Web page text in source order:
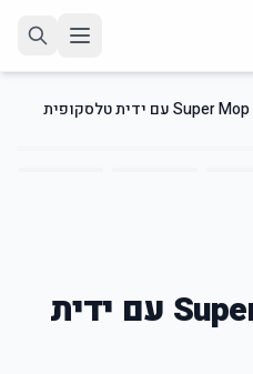
/
5
דלי הפלא Super Mop עם ידית